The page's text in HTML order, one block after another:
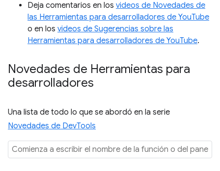
Deja comentarios en los videos de Novedades de
las Herramientas para desarrolladores de YouTube
o en los videos de Sugerencias sobre las
Herramientas para desarrolladores de YouTube.
Novedades de Herramientas para
desarrolladores
Una lista de todo lo que se abordó en la serie
Novedades de DevTools